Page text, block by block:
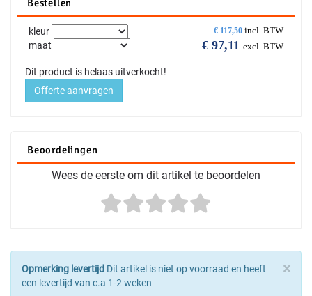
Bestellen
€ 117,50 incl. BTW
€ 97,11 excl. BTW
kleur
maat
Dit product is helaas uitverkocht!
Offerte aanvragen
Beoordelingen
Wees de eerste om dit artikel te beoordelen
×
Opmerking levertijd Dit artikel is niet op voorraad en heeft
een levertijd van c.a 1-2 weken